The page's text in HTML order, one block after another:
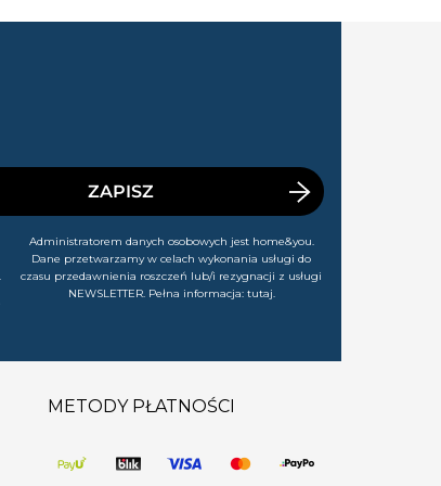
ZAPISZ
Administratorem danych osobowych jest home&you.
Dane przetwarzamy w celach wykonania usługi do
czasu przedawnienia roszczeń lub/i rezygnacji z usługi
NEWSLETTER. Pełna informacja: tutaj.
METODY PŁATNOŚCI